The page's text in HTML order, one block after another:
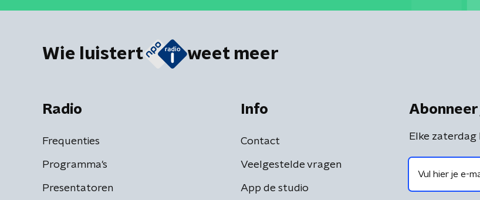
Wie luistert weet meer
Radio
Frequenties
Programma's
Presentatoren
Info
Contact
Veelgestelde vragen
App de studio
Elke zaterdag